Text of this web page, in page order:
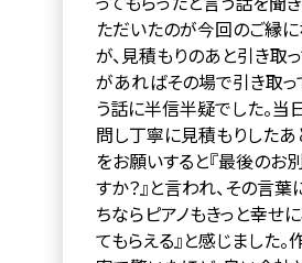
ただいたのが今回のご縁
が、見積もりのあと引き取
があればその場で引き取っ
う話に半信半疑でした。当
問し丁寧に見積もりしたあ
をお願いすると『最後のお
すか？』と言われ、その言葉
ちならピアノもきっと幸せ
てもらえる』と感じました